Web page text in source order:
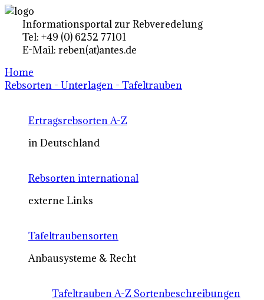
Informationsportal zur Rebveredelung
Tel: +49 (0) 6252 77101
E-Mail: reben(at)antes.de
Home
Rebsorten - Unterlagen - Tafeltrauben
Ertragsrebsorten A-Z
in Deutschland
Rebsorten international
externe Links
Tafeltraubensorten
Anbausysteme & Recht
Tafeltrauben A-Z Sortenbeschreibungen